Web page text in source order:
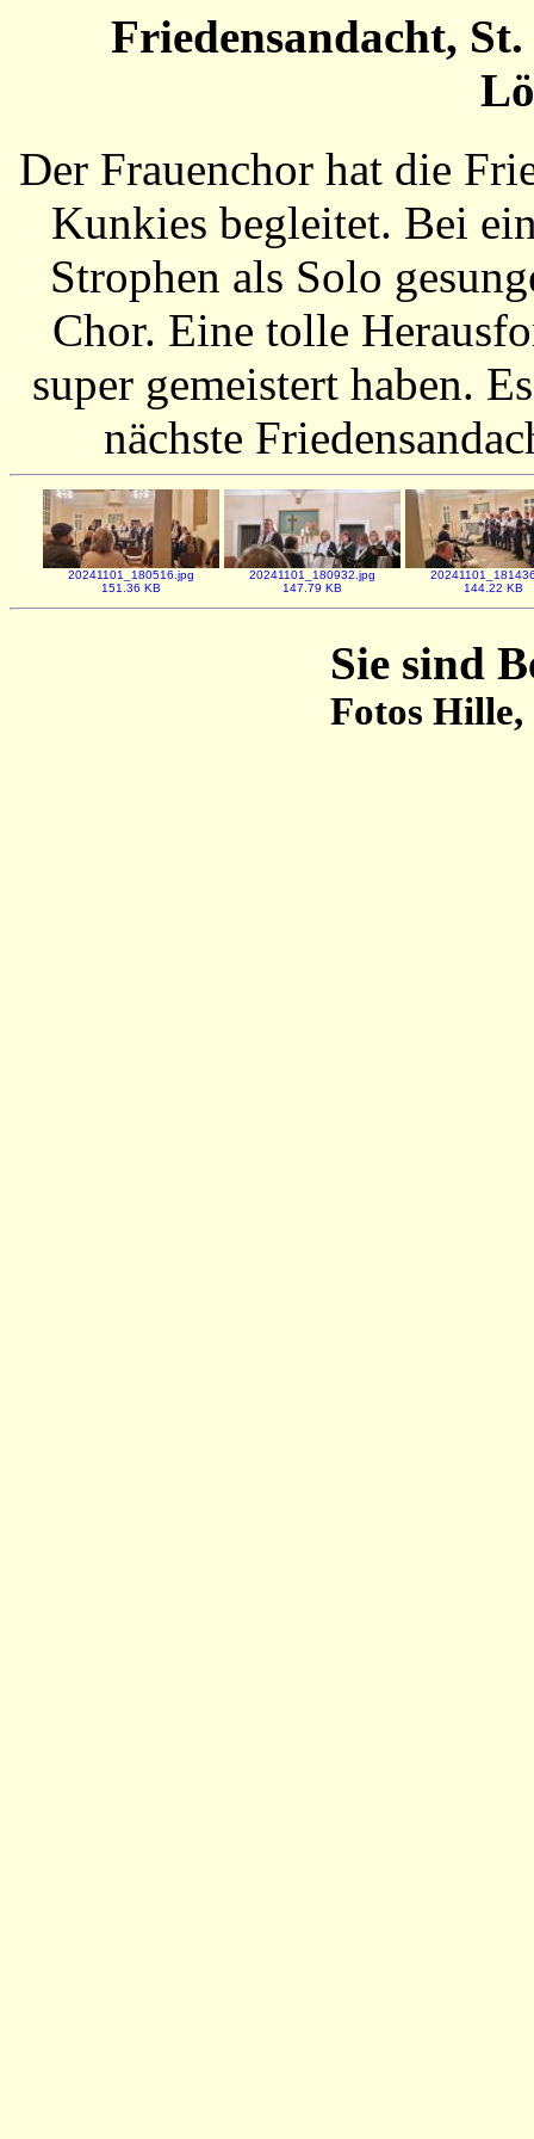
Friedensandacht,
Der Frauenchor hat die
Kunkies begleitet. Bei
Strophen als Solo
Chor. Eine tolle
super gemeistert haben.
nächste
20241101_180516.jpg
151.36 KB
20241101_180932.jpg
147.79 KB
144.22 KB
Sie sind
Fotos Hille,